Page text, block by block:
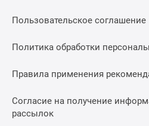
Пользовательское соглашение
Политика обработки
Правила применения
Согласие на получение
рассылок